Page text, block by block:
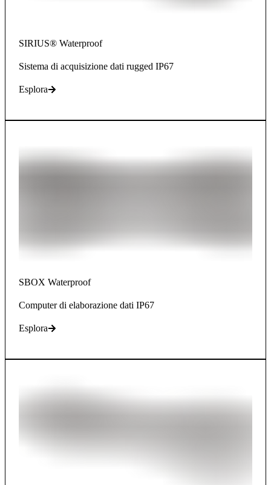
SIRIUS® Waterproof
Sistema di acquisizione dati rugged IP67
Esplora
SBOX Waterproof
Computer di elaborazione dati IP67
Esplora